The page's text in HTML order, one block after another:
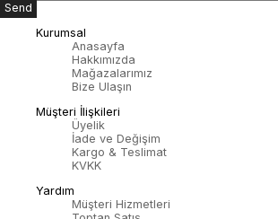
Send
Kurumsal
Anasayfa
Hakkımızda
Mağazalarımız
Bize Ulaşın
Müşteri İlişkileri
Üyelik
İade ve Değişim
Kargo & Teslimat
KVKK
Yardım
Müşteri Hizmetleri